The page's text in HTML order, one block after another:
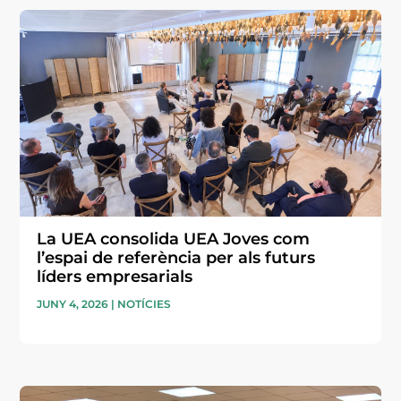
La UEA consolida UEA Joves com
l’espai de referència per als futurs
líders empresarials
JUNY 4, 2026 | NOTÍCIES